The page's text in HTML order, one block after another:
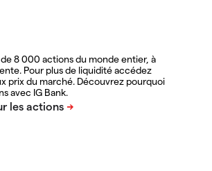
de 8 000 actions du monde entier, à
Pour plus de liquidité accédez
prix du marché. Découvrez pourquoi
avec IG Bank.